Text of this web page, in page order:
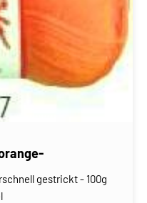
gestrickt - 100g